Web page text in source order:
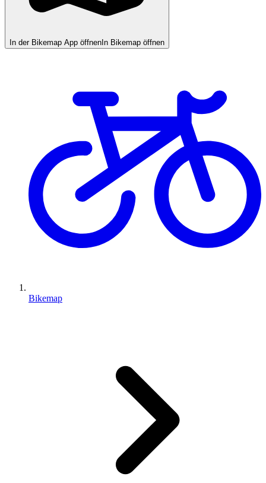
In der Bikemap App öffnen In Bikemap öffnen
Bikemap